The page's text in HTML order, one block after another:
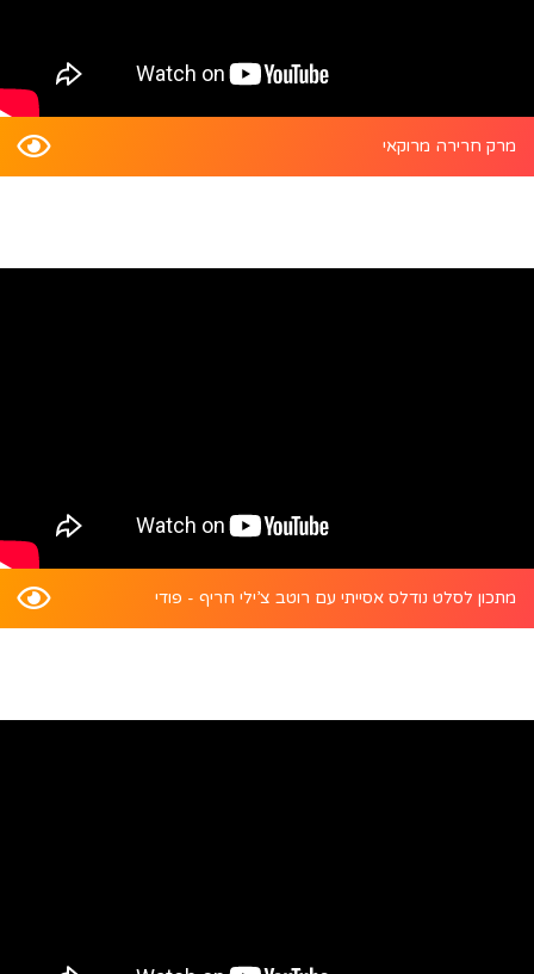
מרק חרירה מרוקאי
מתכון לסלט נודלס אסייתי עם רוטב צ’ילי חריף - פודי